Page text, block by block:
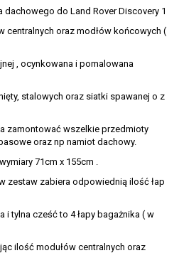
dachowego do Land Rover Discovery 1
centralnych oraz modłów końcowych (
, ocynkowana i pomalowana
stalowych oraz siatki spawanej o z
zamontować wszelkie przedmioty
oraz np namiot dachowy.
71cm x 155cm .
zestaw zabiera odpowiednią ilość łap
i tylna cześć to 4 łapy bagażnika ( w
ilość modułów centralnych oraz